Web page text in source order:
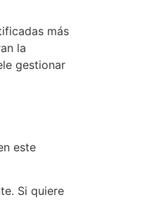
más
la
gestionar
este
Si quiere